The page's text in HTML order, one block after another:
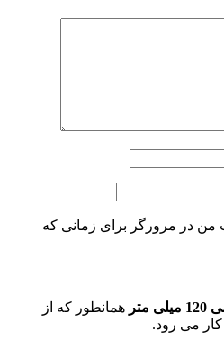
من در مرورگر برای زمانی که
همانطور که از
می رود.